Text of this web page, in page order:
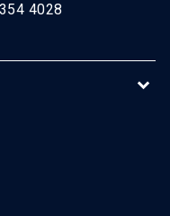
4028